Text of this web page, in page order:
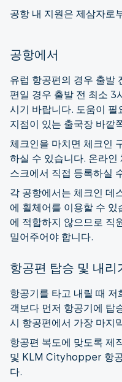
공항 내 지원은 제삼자로
공항에서
유럽 항공편의 경우 출발
편일 경우 출발 전 최소 3
시기 바랍니다. 도움이
지점이 있는 출국장 바깥
체크인을 마치면 체크인
하실 수 있습니다. 온라인
스크에서 직접 등록하실
각 공항에서는 체크인 데
에 휠체어를 이용할 수
에 적합하지 않으므로 직
밀어주어야 합니다.
항공편 탑승 및 내리
항공기를 타고 내릴 때
객보다 먼저 항공기에 탑
시 항공편에서 가장 마지
항공편 복도에 맞도록 제
및 KLM Cityhopper 항
다.